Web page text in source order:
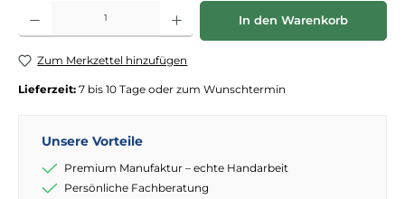
Produkt Anzahl: Gib den gewünschten Wert ein oder benutze die
In den Warenkorb
Zum Merkzettel hinzufügen
Lieferzeit: 7 bis 10 Tage oder zum Wunschtermin
Unsere Vorteile
Premium Manufaktur – echte Handarbeit
Persönliche Fachberatung